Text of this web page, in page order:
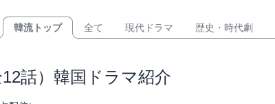
韓流トップ 全て 現代ドラマ 歴史・時代劇
12話）韓国ドラマ紹介